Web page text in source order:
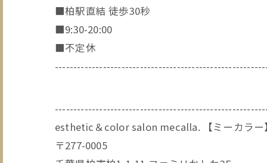
■柏駅直結 徒歩30秒
■9:30-20:00
■不定休
esthetic＆color salon mecalla. 【ミーカラー】
〒277-0005